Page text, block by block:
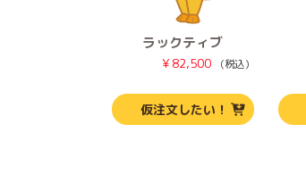
ラックティブ
¥ 82,500 （税込）
仮注文したい！